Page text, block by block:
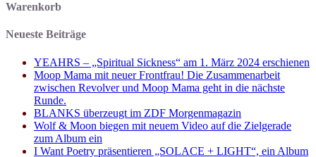
Warenkorb
Neueste Beiträge
YEAHRS – „Spiritual Sickness“ am 1. März 2024 erschienen
Moop Mama mit neuer Frontfrau! Die Zusammenarbeit
zwischen Revolver und Moop Mama geht in die nächste
Runde.
BLANKS überzeugt im ZDF Morgenmagazin
Wolf & Moon biegen mit neuem Video auf die Zielgerade
zum Album ein
I Want Poetry präsentieren „SOLACE + LIGHT“, ein Album